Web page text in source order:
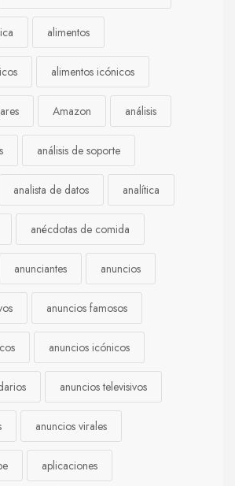
alimentos
alimentos icónicos
Amazon análisis
análisis de soporte
analista de datos analítica
anécdotas de comida
anunciantes anuncios
anuncios famosos
anuncios icónicos
anuncios televisivos
anuncios virales
aplicaciones